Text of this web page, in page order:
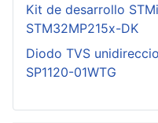
Kit de desarrollo
STM32MP215x-DK
Diodo TVS
SP1120-01WTG